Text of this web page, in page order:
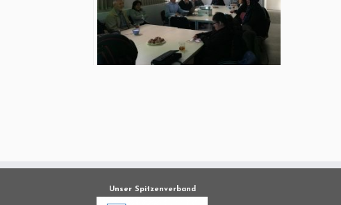
Unser Spitzenverband